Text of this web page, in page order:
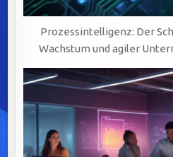
Prozessintelligenz: Der
Wachstum und agiler